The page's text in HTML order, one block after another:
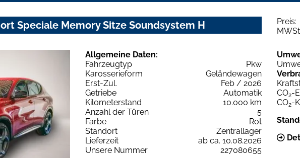
Speciale Memory Sitze Soundsystem H Preis:
Allgemeine Daten:
Fahrzeugtyp
Pkw
Karosserieform
Geländewagen
Erst-Zul.
Feb / 2026
Getriebe
Automatik
Kilometerstand
10.000 km
Anzahl der Türen
5
Farbe
Rot
Standort
Zentrallager
Lieferzeit
ab ca. 10.08.2026
Unsere Nummer
227080655
CO2-
CO2-